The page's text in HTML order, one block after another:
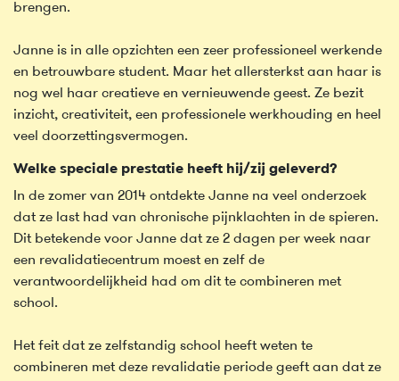
brengen.
Janne is in alle opzichten een zeer professioneel werkende
en betrouwbare student. Maar het allersterkst aan haar is
nog wel haar creatieve en vernieuwende geest. Ze bezit
inzicht, creativiteit, een professionele werkhouding en heel
veel doorzettingsvermogen.
Welke speciale prestatie heeft hij/zij geleverd?
In de zomer van 2014 ontdekte Janne na veel onderzoek
dat ze last had van chronische pijnklachten in de spieren.
Dit betekende voor Janne dat ze 2 dagen per week naar
een revalidatiecentrum moest en zelf de
verantwoordelijkheid had om dit te combineren met
school.
Het feit dat ze zelfstandig school heeft weten te
combineren met deze revalidatie periode geeft aan dat ze